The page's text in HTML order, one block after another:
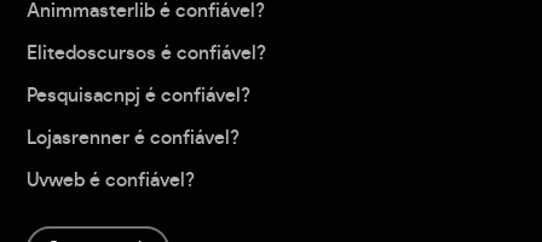
Animmasterlib é confiável?
Elitedoscursos é confiável?
Pesquisacnpj é confiável?
Lojasrenner é confiável?
Uvweb é confiável?